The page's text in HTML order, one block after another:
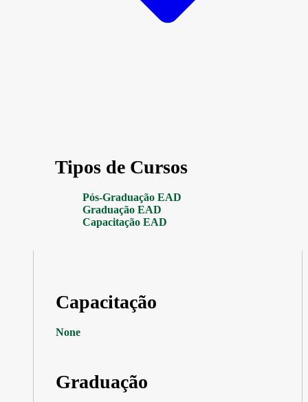
Tipos de Cursos
Pós-Graduação EAD
Graduação EAD
Capacitação EAD
Capacitação
None
Graduação